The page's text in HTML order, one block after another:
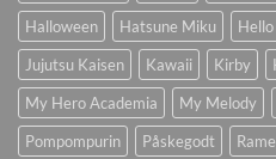
Halloween
Hatsune Miku
Jujutsu Kaisen
Kawaii Kirby
My Hero Academia
My Melody
Pompompurin
Påskegodt